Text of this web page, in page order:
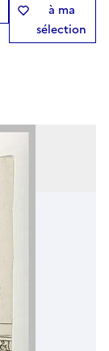
à ma
sélection